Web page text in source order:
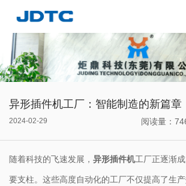
异形插件机工厂：智能制造的新篇章
2024-02-29 阅读量：
随着科技的飞速发展， 异形插件机工厂正逐渐
要支柱。这些高度自动化的工厂不仅提高了生